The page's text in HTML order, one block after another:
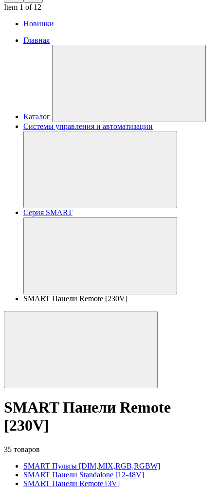
Item 1 of 12
Новинки
Главная
Каталог
Системы управления и автоматизации
Серия SMART
SMART Панели Remote [230V]
SMART Панели Remote
[230V]
35 товаров
SMART Пульты [DIM,MIX,RGB,RGBW]
SMART Панели Standalone [12-48V]
SMART Панели Remote [3V]